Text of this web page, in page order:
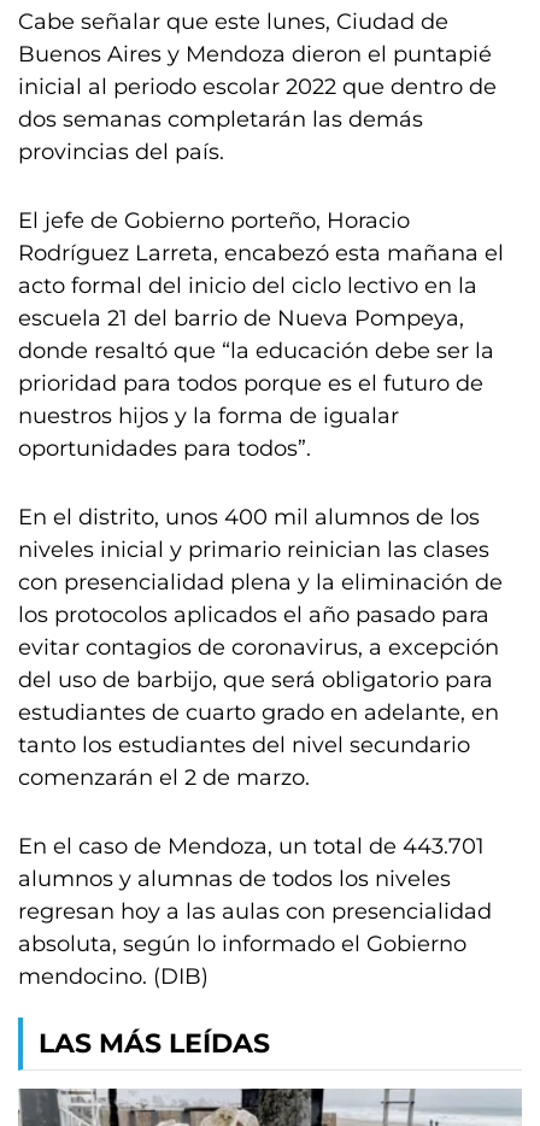
Cabe señalar que este lunes, Ciudad de
Buenos Aires y Mendoza dieron el puntapié
inicial al periodo escolar 2022 que dentro de
dos semanas completarán las demás
provincias del país.
El jefe de Gobierno porteño, Horacio
Rodríguez Larreta, encabezó esta mañana el
acto formal del inicio del ciclo lectivo en la
escuela 21 del barrio de Nueva Pompeya,
donde resaltó que “la educación debe ser la
prioridad para todos porque es el futuro de
nuestros hijos y la forma de igualar
oportunidades para todos”.
En el distrito, unos 400 mil alumnos de los
niveles inicial y primario reinician las clases
con presencialidad plena y la eliminación de
los protocolos aplicados el año pasado para
evitar contagios de coronavirus, a excepción
del uso de barbijo, que será obligatorio para
estudiantes de cuarto grado en adelante, en
tanto los estudiantes del nivel secundario
comenzarán el 2 de marzo.
En el caso de Mendoza, un total de 443.701
alumnos y alumnas de todos los niveles
regresan hoy a las aulas con presencialidad
absoluta, según lo informado el Gobierno
mendocino. (DIB)
LAS MÁS LEÍDAS